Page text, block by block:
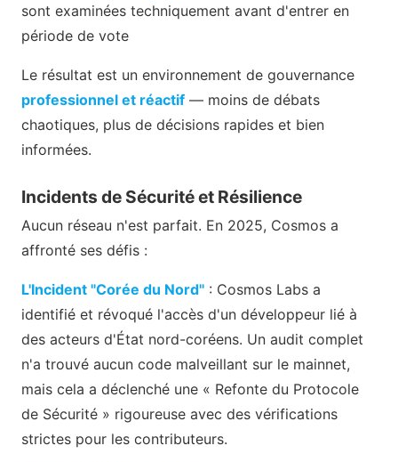
sont examinées techniquement avant d'entrer en
période de vote
Le résultat est un environnement de gouvernance
professionnel et réactif — moins de débats
chaotiques, plus de décisions rapides et bien
informées.
Incidents de Sécurité et Résilience
Aucun réseau n'est parfait. En 2025, Cosmos a
affronté ses défis :
L'Incident "Corée du Nord" : Cosmos Labs a
identifié et révoqué l'accès d'un développeur lié à
des acteurs d'État nord-coréens. Un audit complet
n'a trouvé aucun code malveillant sur le mainnet,
mais cela a déclenché une « Refonte du Protocole
de Sécurité » rigoureuse avec des vérifications
strictes pour les contributeurs.